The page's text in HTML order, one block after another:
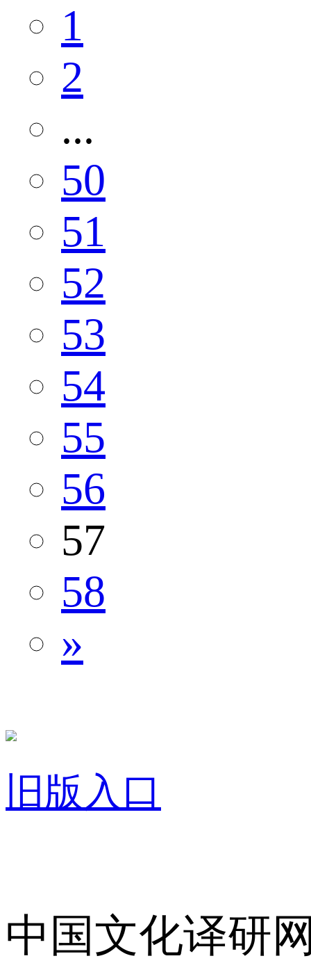
1
2
...
50
51
52
53
54
55
56
57
58
»
旧版入口
中国文化译研